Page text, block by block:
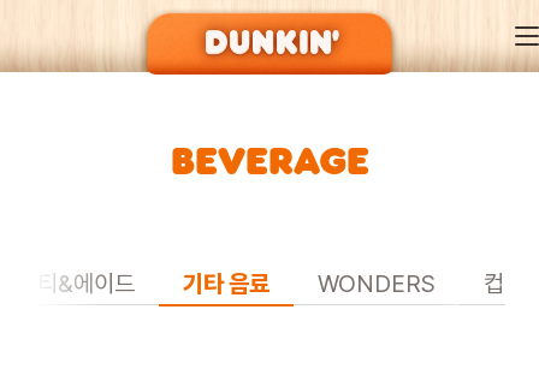
DUNKIN’ OF SEASON
BEVERAGE
티&에이드 기타 음료 WONDERS 컵빙